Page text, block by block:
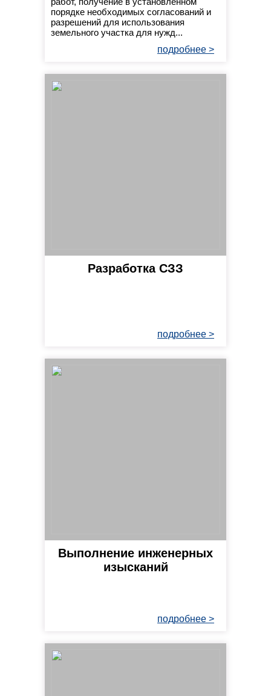
порядке необходимых согласований и
разрешений для использования
земельного участка для нужд...
подробнее >
Разработка СЗЗ
подробнее >
Выполнение инженерных
изысканий
подробнее >